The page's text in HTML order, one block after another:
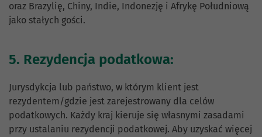
oraz Brazylię, Chiny, Indie, Indonezję i Afrykę Południową
jako stałych gości.
5. Rezydencja podatkowa:
Jurysdykcja lub państwo, w którym klient jest
rezydentem/gdzie jest zarejestrowany dla celów
podatkowych. Każdy kraj kieruje się własnymi zasadami
przy ustalaniu rezydencji podatkowej. Aby uzyskać więcej